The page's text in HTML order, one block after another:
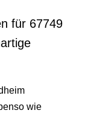
für 67749
wie